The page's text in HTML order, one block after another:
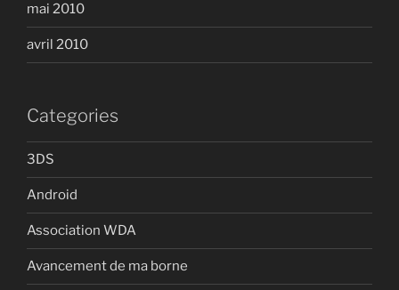
mai 2010
avril 2010
Categories
3DS
Android
Association WDA
Avancement de ma borne